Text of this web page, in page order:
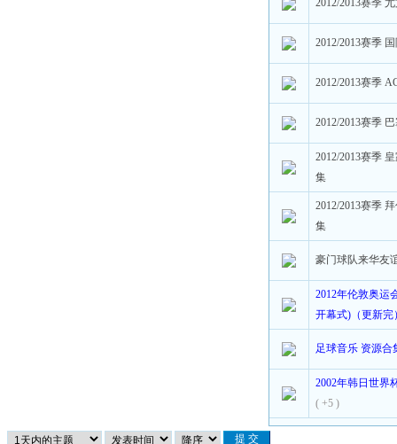
2012/2013赛季
2012/2013赛季
2012/2013赛季
2012/2013赛季
2012/2013赛季
集
2012/2013赛季
集
豪门球队来华友
2012年伦敦奥运
开幕式)（更新完
足球音乐 资源合
2002年韩日世界
( +5 )